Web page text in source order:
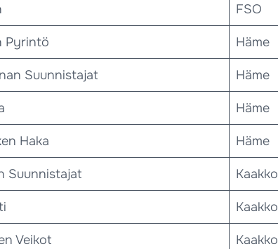
FSO
Pyrintö Häme
Suunnistajat Häme
Häme
Haka Häme
Suunnistajat Kaakko
Kaakko
Veikot Kaakko